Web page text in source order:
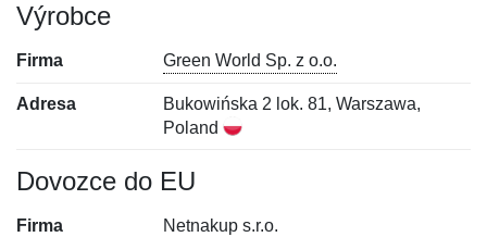
Výrobce
Firma Green World Sp. z o.o.
Adresa
Bukowińska 2 lok. 81, Warszawa,
Poland
Dovozce do EU
Firma Netnakup s.r.o.